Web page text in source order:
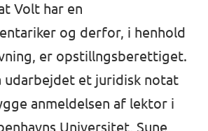
Volt har en
og derfor, i henhold
er opstillngsberettiget.
udarbejdet et juridisk notat
anmeldelsen af lektor i
Universitet, Sune